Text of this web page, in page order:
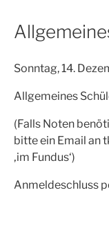
Sonntag, 14.
Allgemeines
(Falls Noten
bitte ein Email an
‚im Fundus‘)
Anmeldeschluss